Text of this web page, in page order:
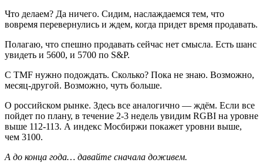
Что делаем? Да ничего. Сидим, наслаждаемся тем, что
вовремя перевернулись и ждем, когда придет время продавать.
Полагаю, что спешно продавать сейчас нет смысла. Есть шанс
увидеть и 5600, и 5700 по S&P.
С TMF нужно подождать. Сколько? Пока не знаю. Возможно,
месяц-другой. Возможно, чуть больше.
О российском рынке. Здесь все аналогично — ждём. Если все
пойдет по плану, в течение 2-3 недель увидим RGBI на уровне
выше 112-113. А индекс Мосбиржи покажет уровни выше,
чем 3100.
А до конца года… давайте сначала доживем.